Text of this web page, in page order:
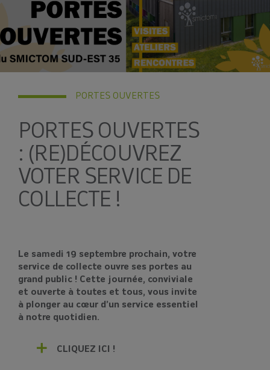
PORTES OUVERTES
PORTES OUVERTES
: (RE)DÉCOUVREZ
VOTER SERVICE DE
COLLECTE !
Le samedi 19 septembre prochain, votre
service de collecte ouvre ses portes au
grand public ! Cette journée, conviviale
et ouverte à toutes et tous, vous invite
à plonger au cœur d’un service essentiel
à notre quotidien.
CLIQUEZ ICI !